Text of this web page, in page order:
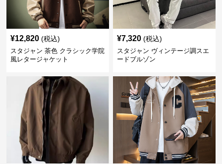
¥12,820 (税込)
スタジャン 茶色 クラシック学院
風レタージャケット
¥7,320 (税込)
スタジャン ヴィンテージ調スエ
ードブルゾン